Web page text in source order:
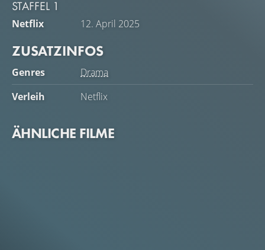
STAFFEL 1
Netflix 12. April 2025
ZUSATZINFOS
Genres
Drama
Verleih
Netflix
ÄHNLICHE FILME